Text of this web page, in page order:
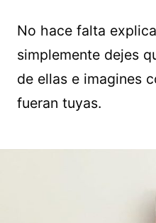
No hace falta
simplemente dejes
de ellas e imagines
fueran tuyas.